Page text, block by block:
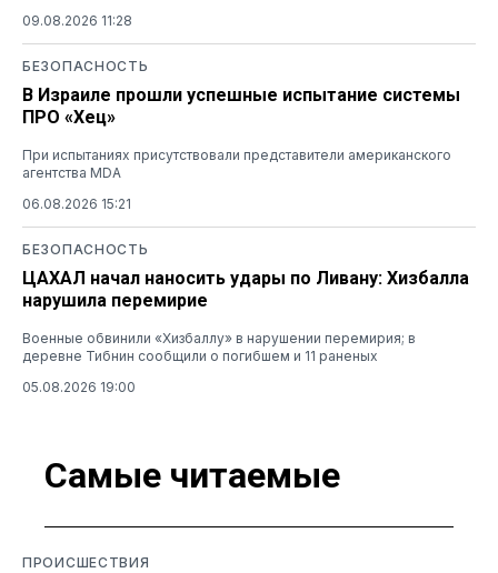
09.08.2026 11:28
БЕЗОПАСНОСТЬ
В Израиле прошли успешные испытание системы
ПРО «Хец»
При испытаниях присутствовали представители американского
агентства MDA
06.08.2026 15:21
БЕЗОПАСНОСТЬ
ЦАХАЛ начал наносить удары по Ливану: Хизбалла
нарушила перемирие
Военные обвинили «Хизбаллу» в нарушении перемирия; в
деревне Тибнин сообщили о погибшем и 11 раненых
05.08.2026 19:00
Самые читаемые
ПРОИСШЕСТВИЯ